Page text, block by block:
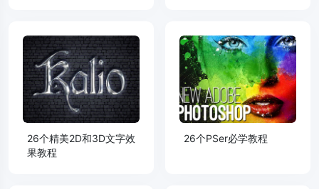
26个精美2D和3D文字效
果教程
26个PSer必学教程